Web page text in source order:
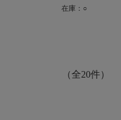
在庫：○
（全20件）